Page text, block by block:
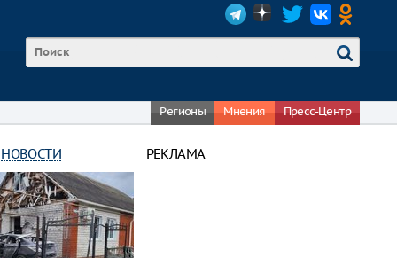
Регионы Мнения Пресс-Центр
РЕКЛАМА